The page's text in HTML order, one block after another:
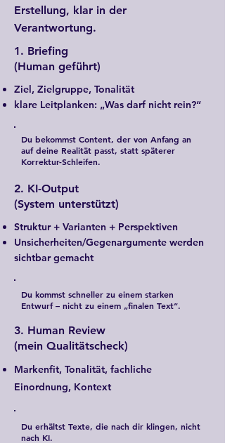
Erstellung, klar in der
Verantwortung.
1. Briefing
(Human geführt)
Ziel, Zielgruppe, Tonalität
klare Leitplanken: „Was darf nicht rein?“
Du bekommst Content, der von Anfang an
auf deine Realität passt, statt späterer
Korrektur-Schleifen.
2. KI-Output
(System unterstützt)
Struktur + Varianten + Perspektiven
Unsicherheiten/Gegenargumente werden
sichtbar gemacht
Du kommst schneller zu einem starken
Entwurf – nicht zu einem „finalen Text“.
3. Human Review
(mein Qualitätscheck)
Markenfit, Tonalität, fachliche
Einordnung, Kontext
Du erhältst Texte, die nach dir klingen, nicht
nach KI.